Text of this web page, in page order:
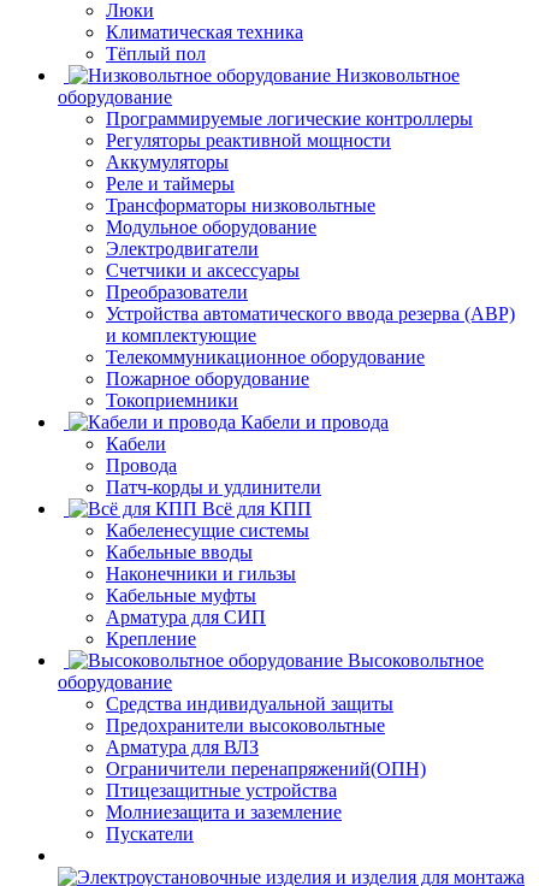
Люки
Климатическая техника
Тёплый пол
Низковольтное
оборудование
Программируемые логические контроллеры
Регуляторы реактивной мощности
Аккумуляторы
Реле и таймеры
Трансформаторы низковольтные
Модульное оборудование
Электродвигатели
Счетчики и аксессуары
Преобразователи
Устройства автоматического ввода резерва (АВР)
и комплектующие
Телекоммуникационное оборудование
Пожарное оборудование
Токоприемники
Кабели и провода
Кабели
Провода
Патч-корды и удлинители
Всё для КПП
Кабеленесущие системы
Кабельные вводы
Наконечники и гильзы
Кабельные муфты
Арматура для СИП
Крепление
Высоковольтное
оборудование
Средства индивидуальной защиты
Предохранители высоковольтные
Арматура для ВЛЗ
Ограничители перенапряжений(ОПН)
Птицезащитные устройства
Молниезащита и заземление
Пускатели